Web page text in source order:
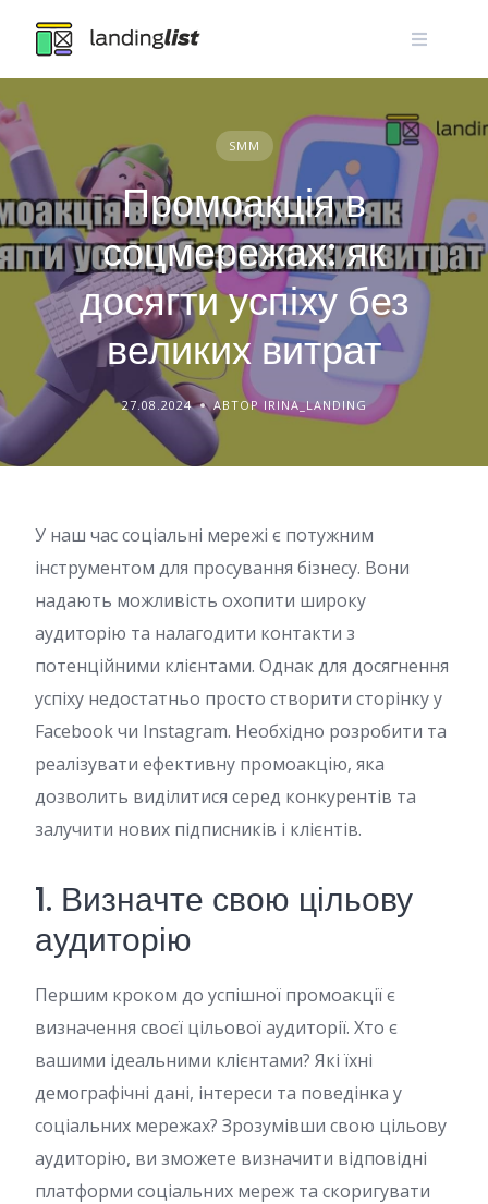
content
SMM
Промоакція в
соцмережах: як
досягти успіху без
великих витрат
27.08.2024 АВТОР IRINA_LANDING
У наш час соціальні мережі є потужним
інструментом для просування бізнесу. Вони
надають можливість охопити широку
аудиторію та налагодити контакти з
потенційними клієнтами. Однак для досягнення
успіху недостатньо просто створити сторінку у
Facebook чи Instagram. Необхідно розробити та
реалізувати ефективну промоакцію, яка
дозволить виділитися серед конкурентів та
залучити нових підписників і клієнтів.
1. Визначте свою цільову
аудиторію
Першим кроком до успішної промоакції є
визначення своєї цільової аудиторії. Хто є
вашими ідеальними клієнтами? Які їхні
демографічні дані, інтереси та поведінка у
соціальних мережах? Зрозумівши свою цільову
аудиторію, ви зможете визначити відповідні
платформи соціальних мереж та скоригувати